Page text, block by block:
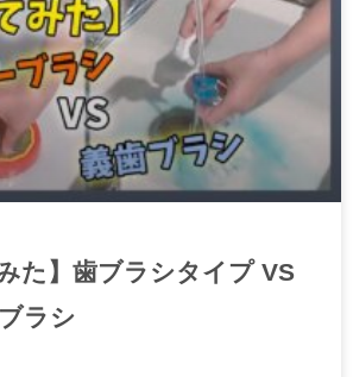
た】歯ブラシタイプ VS
ラシ